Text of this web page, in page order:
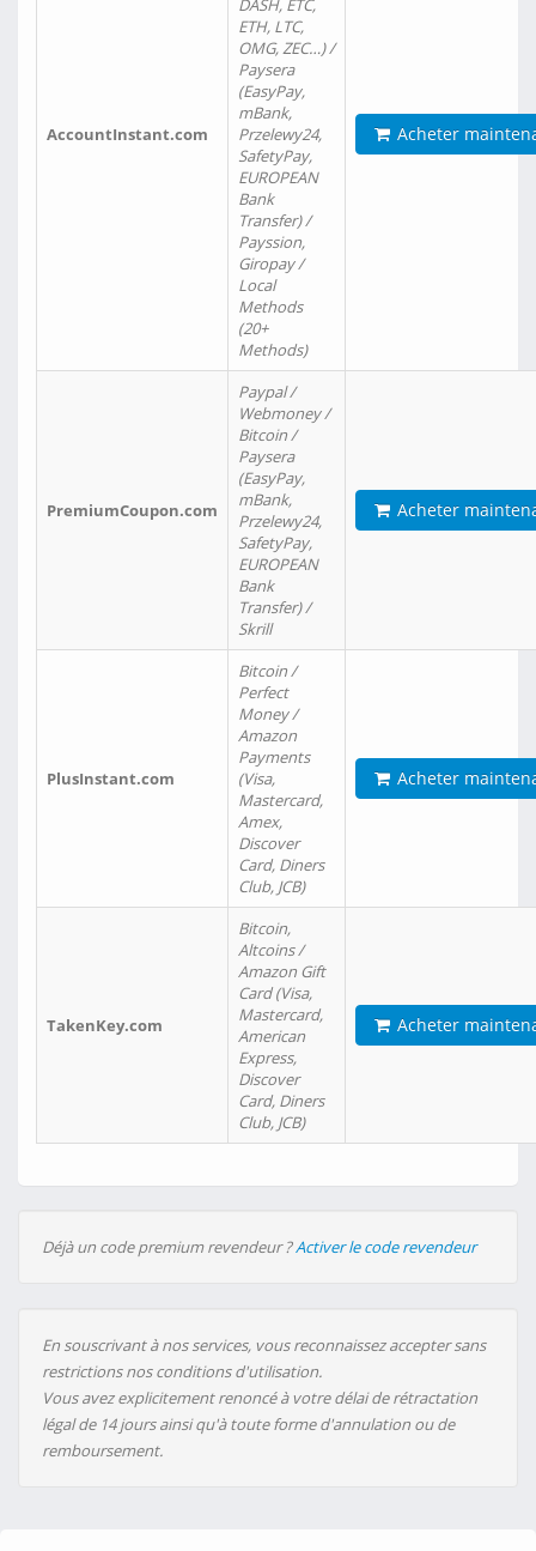
AccountInstant.com
DASH, ETC,
ETH, LTC,
OMG, ZEC…) /
Paysera
(EasyPay,
mBank,
Przelewy24,
SafetyPay,
EUROPEAN
Bank
Transfer) /
Payssion,
Giropay /
Local
Methods
(20+
Methods)
Acheter
PremiumCoupon.com
Paypal /
Webmoney /
Bitcoin /
Paysera
(EasyPay,
mBank,
Przelewy24,
SafetyPay,
EUROPEAN
Bank
Transfer) /
Skrill
Acheter
PlusInstant.com
Bitcoin /
Perfect
Money /
Amazon
Payments
(Visa,
Mastercard,
Amex,
Discover
Card, Diners
Club, JCB)
Acheter
TakenKey.com
Bitcoin,
Altcoins /
Amazon Gift
Card (Visa,
Mastercard,
American
Express,
Discover
Card, Diners
Club, JCB)
Acheter
Déjà un code premium revendeur ?Activer le code revendeur
En souscrivant à nos services, vous reconnaissez accepter sans
restrictions nos conditions d'utilisation.
Vous avez explicitement renoncé à votre délai de rétractation
légal de 14 jours ainsi qu'à toute forme d'annulation ou de
remboursement.